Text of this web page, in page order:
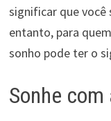
significar que
entanto, para
sonho pode ter o
Sonhe